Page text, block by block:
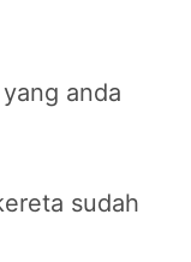
anda
sudah